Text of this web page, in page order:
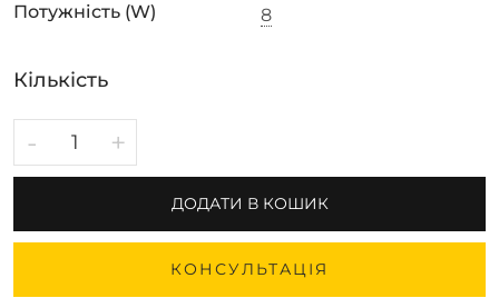
Потужність (W)
8
Кількість
- +
ДОДАТИ В КОШИК
КОНСУЛЬТАЦІЯ